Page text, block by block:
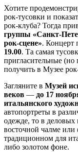
Хотите
рок-тусовки и
рок-клуба? Тогда
группы «Санкт-
рок-сцене». Концерт
19.00. Та самая
пригласительные
получить в Музее
Загляните в Музей
веков — до 17
итальянского
автопортреты в
одежде, то в
восточной чалме или
традиционном для
либо золотом фоне.